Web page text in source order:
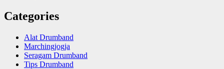
Categories
Alat Drumband
Marchingjogja
Seragam Drumband
Tips Drumband